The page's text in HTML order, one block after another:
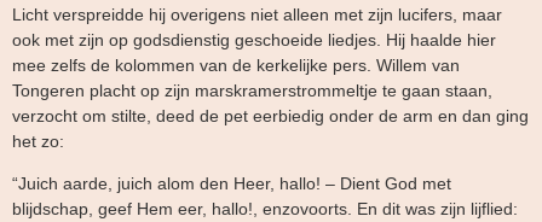
Licht verspreidde hij overigens niet alleen met zijn lucifers, maar
ook met zijn op godsdienstig geschoeide liedjes. Hij haalde hier
mee zelfs de kolommen van de kerkelijke pers. Willem van
Tongeren placht op zijn marskramerstrommeltje te gaan staan,
verzocht om stilte, deed de pet eerbiedig onder de arm en dan ging
het zo:
“Juich aarde, juich alom den Heer, hallo! – Dient God met
blijdschap, geef Hem eer, hallo!, enzovoorts. En dit was zijn lijflied: